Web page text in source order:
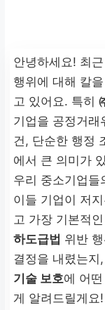
안녕하세요! 최
행위에 대해 칼
고 있어요. 특히
기업을 공정거래
건, 단순한 행정
에서 큰 의미가
우리 중소기업들
이들 기업이 저
고 가장 기본적인
하도급법 위반
결정을 내렸는
기술 보호에 어
게 알려드릴게요